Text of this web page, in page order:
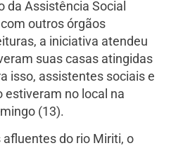
da Assistência Social
outros órgãos
a iniciativa atendeu
suas casas atingidas
isso, assistentes sociais e
estiveram no local na
(13).
do rio Miriti, o